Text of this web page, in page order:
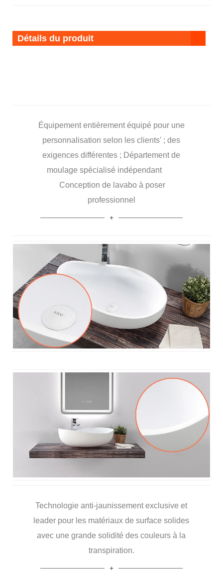
Détails du produit
Équipement entièrement équipé pour une
personnalisation selon les clients' ; des
exigences différentes ; Département de
moulage spécialisé indépendant
Conception de lavabo à poser
professionnel
Technologie anti-jaunissement exclusive et
leader pour les matériaux de surface solides
avec une grande solidité des couleurs à la
transpiration.